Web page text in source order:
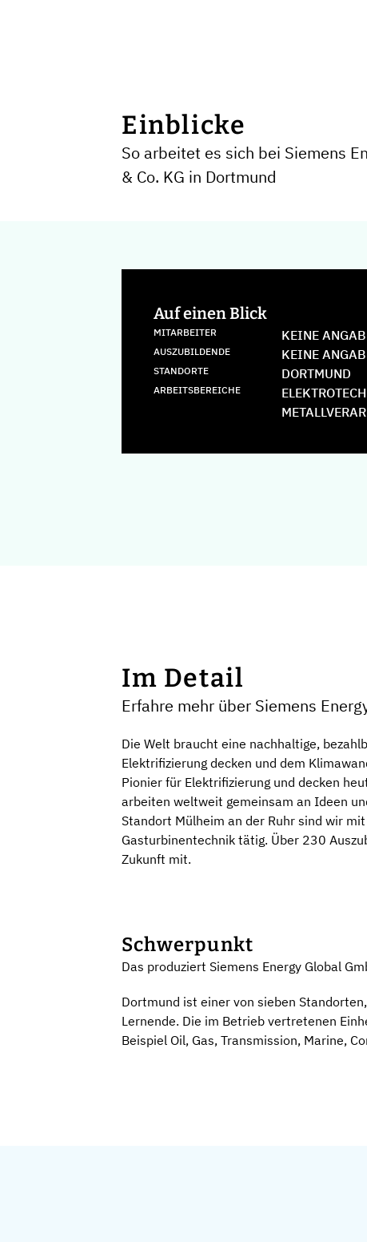
Einblicke
So arbeitet es sich bei Siemens
& Co. KG in Dortmund
Auf einen Blick
MITARBEITER KEINE
AUSZUBILDENDE KEINE
STANDORTE DORTMUND
ARBEITSBEREICHE
Im Detail
Erfahre mehr über Siemens
Die Welt braucht eine nachhaltige,
Elektrifizierung decken und dem
Pionier für Elektrifizierung und decken
arbeiten weltweit gemeinsam an Ideen
Standort Mülheim an der Ruhr sind wir
Gasturbinentechnik tätig. Über 230
Zukunft mit.
Schwerpunkt
Das produziert Siemens Energy Global
Dortmund ist einer von sieben
Lernende. Die im Betrieb vertretenen
Beispiel Oil, Gas, Transmission, Marine,